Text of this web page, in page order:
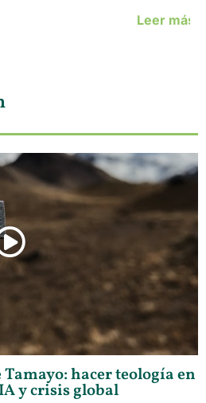
Leer más »
Tamayo: hacer teología en
y crisis global